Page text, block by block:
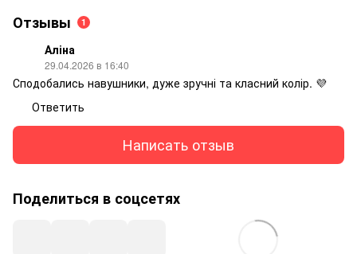
Отзывы 1
Аліна
29.04.2026 в 16:40
Сподобались навушники, дуже зручні та класний колір. 💜
Ответить
Написать отзыв
Поделиться в соцсетях